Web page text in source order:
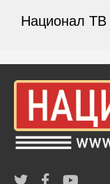
Национал ТВ